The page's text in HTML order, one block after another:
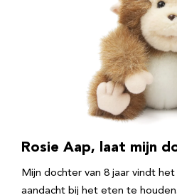
Rosie Aap, laat mijn
Mijn dochter van 8 jaar vindt
aandacht bij het eten te